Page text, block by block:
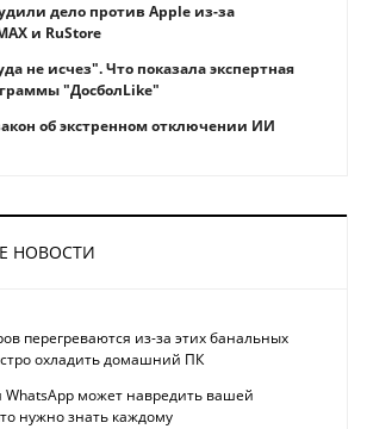
дело против Apple из-за
и RuStore
не исчез". Что показала экспертная
"ДосболLike"
об экстренном отключении ИИ
НОВОСТИ
перегреваются из-за этих банальных
охладить домашний ПК
может навредить вашей
нужно знать каждому